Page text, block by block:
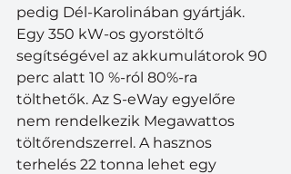
pedig Dél-Karolinában gyártják.
Egy 350 kW-os gyorstöltő
segítségével az akkumulátorok 90
perc alatt 10 %-ról 80%-ra
tölthetők. Az S-eWay egyelőre
nem rendelkezik Megawattos
töltőrendszerrel. A hasznos
terhelés 22 tonna lehet egy